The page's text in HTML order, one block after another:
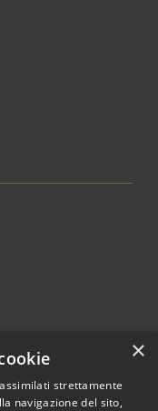
×
strettamente
navigazione del sito,